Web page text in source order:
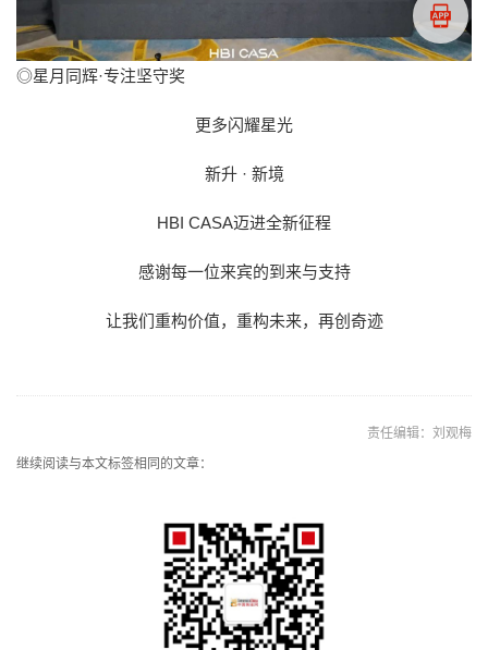
◎星月同辉·专注坚守奖
更多闪耀星光
新升 · 新境
HBI CASA迈进全新征程
感谢每一位来宾的到来与支持
让我们重构价值，重构未来，再创奇迹
责任编辑：刘观梅
继续阅读与本文标签相同的文章：